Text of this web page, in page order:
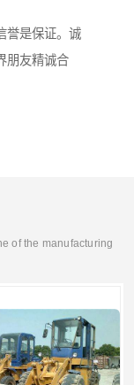
誉是保证。诚
朋友精诚合
of the manufacturing